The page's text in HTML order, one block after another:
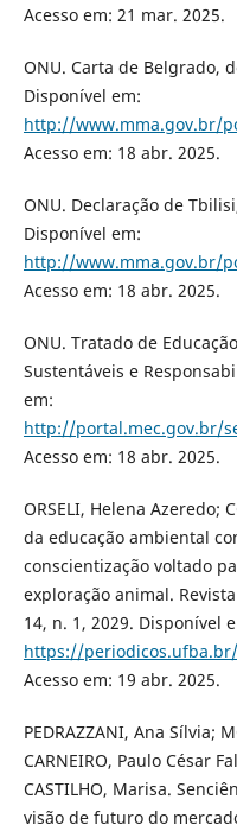
Acesso em: 21 mar. 2025.
ONU. Carta de Belgrado,
Disponível em:
http://www.mma.gov.br/
Acesso em: 18 abr. 2025.
ONU. Declaração de
Disponível em:
http://www.mma.gov.br/
Acesso em: 18 abr. 2025.
ONU. Tratado de
Sustentáveis e
em:
http://portal.mec.gov.br/
Acesso em: 18 abr. 2025.
ORSELI, Helena Azeredo;
da educação ambiental
conscientização voltado
exploração animal.
14, n. 1, 2029. Disponível
https://
Acesso em: 19 abr. 2025.
PEDRAZZANI, Ana Sílvia;
CARNEIRO, Paulo César
CASTILHO, Marisa.
visão de futuro do